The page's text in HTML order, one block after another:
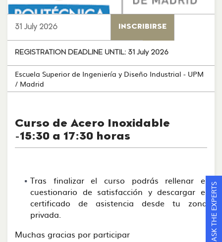
31 July 2026 INSCRIBIRSE
REGISTRATION DEADLINE UNTIL: 31 July 2026
Escuela Superior de Ingeniería y Diseño Industrial - UPM
/ Madrid
Curso de Acero Inoxidable
-15:30 a 17:30 horas
Tras finalizar el curso podrás rellenar el
cuestionario de satisfacción y descargar el
certificado de asistencia desde tu zona
privada.
Muchas gracias por participar
ASK THE EXPERTS